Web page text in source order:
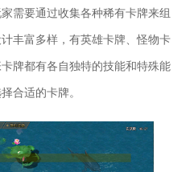
需要通过收集各种稀有卡牌来组
丰富多样，有英雄卡牌、怪物卡
牌都有各自独特的技能和特殊能
合适的卡牌。